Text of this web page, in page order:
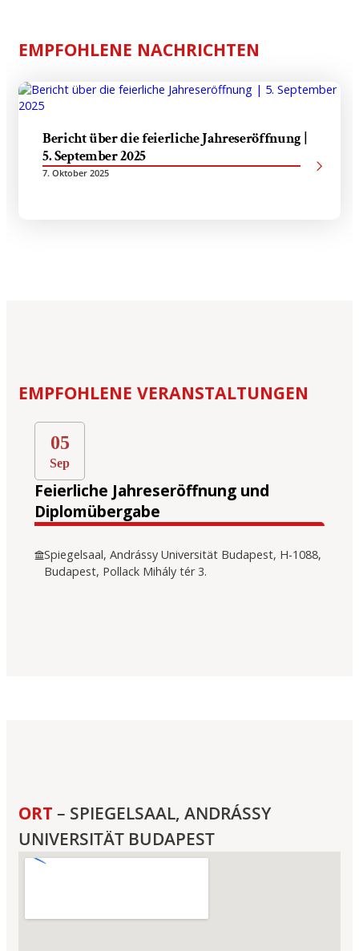
EMPFOHLENE NACHRICHTEN
Bericht über die feierliche Jahreseröffnung |
5. September 2025
7. Oktober 2025
EMPFOHLENE VERANSTALTUNGEN
05
Sep
Feierliche Jahreseröffnung und
Diplomübergabe
Spiegelsaal, Andrássy Universität Budapest, H-1088,
Budapest, Pollack Mihály tér 3.
ORT – SPIEGELSAAL, ANDRÁSSY
UNIVERSITÄT BUDAPEST